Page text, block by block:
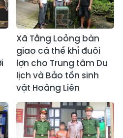
Xã Tằng Loỏng bàn
giao cá thể khỉ đuôi
lợn cho Trung tâm Du
lịch và Bảo tồn sinh
vật Hoàng Liên